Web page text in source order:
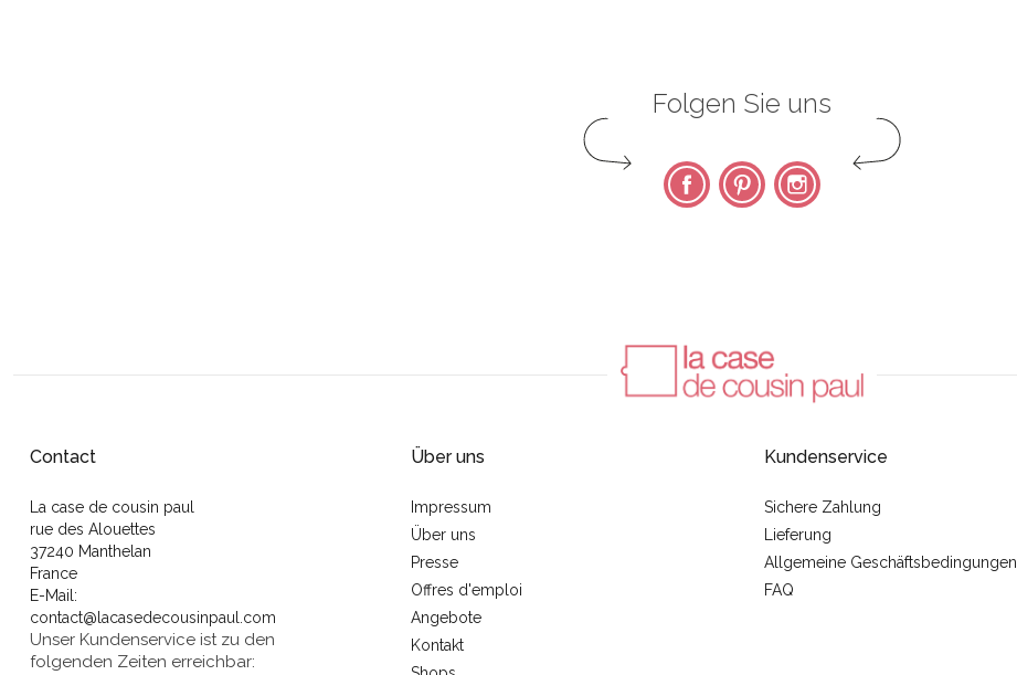
Folgen Sie uns
FacebookPinterest Instagram
Contact
La case de cousin paul
rue des Alouettes
37240 Manthelan
France
E-Mail:
contact@lacasedecousinpaul.com
Unser Kundenservice ist zu den
folgenden Zeiten erreichbar:
Über uns
Impressum
Über uns
Presse
Offres d'emploi
Angebote
Kontakt
Kundenservice
Sichere Zahlung
Lieferung
Allgemeine Geschäftsbedingungen
FAQ